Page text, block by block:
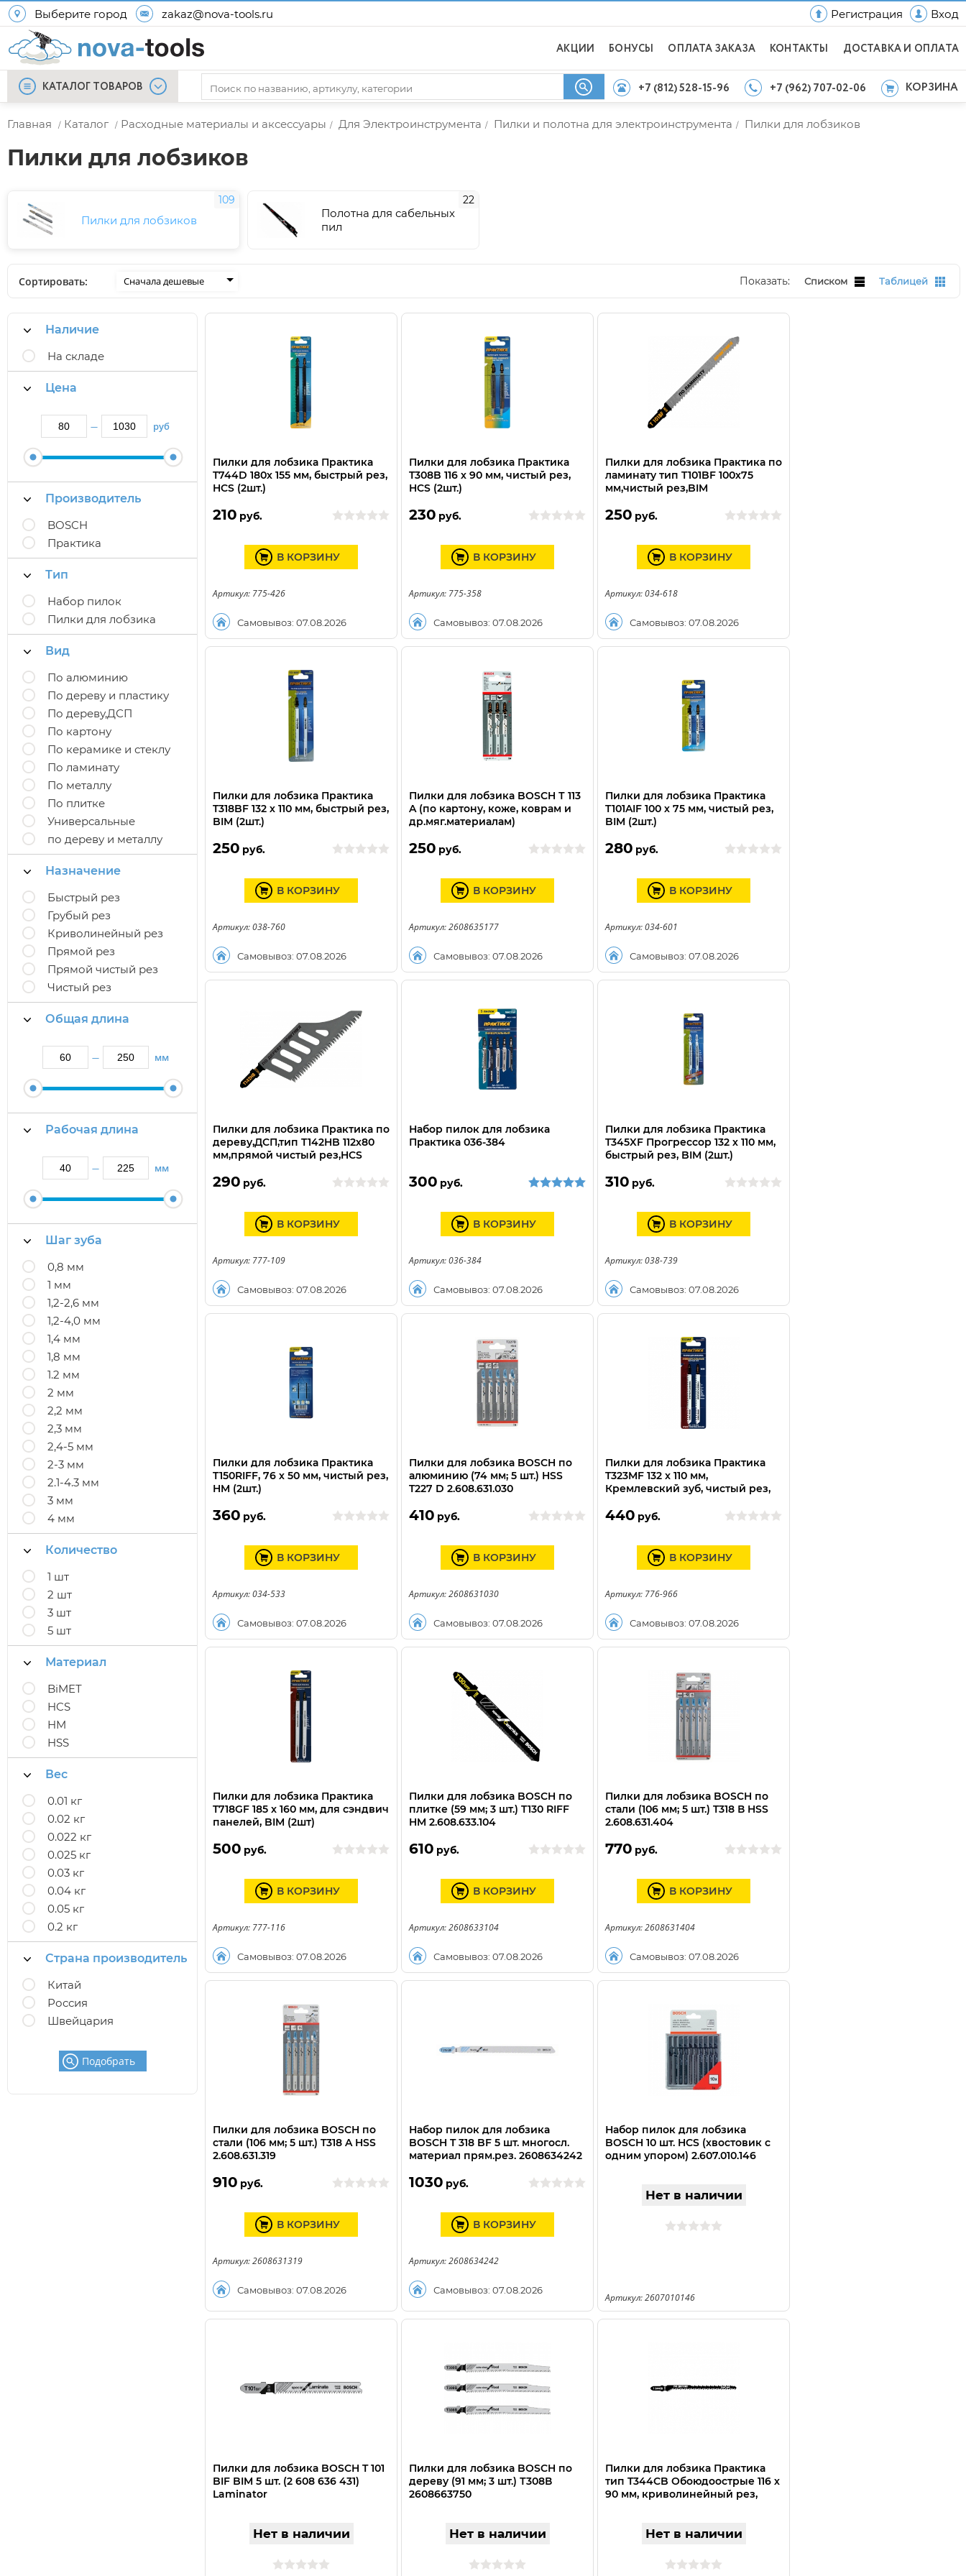
Выберите город zakaz@nova-tools.ru Регистрация Вход
АКЦИИ БОНУСЫ ОПЛАТА ЗАКАЗА КОНТАКТЫ ДОСТАВКА И ОПЛАТА
КАТАЛОГ ТОВАРОВ +7 (812) 528-15-96 +7 (962) 707-02-06 КОРЗИНА
Главная / Каталог / Расходные материалы и аксессуары / Для Электроинструмента / Пилки и полотна для электроинструмента / Пилки для лобзиков
Пилки для лобзиков
Пилки для лобзиков
109
Полотна для сабельных
пил
22
Сортировать: Сначала дешевые Показать: Списком Таблицей
Наличие
На складе
Цена
— руб
Производитель
BOSCH
Практика
Тип
Набор пилок
Пилки для лобзика
Вид
По алюминию
По дереву и пластику
По дереву,ДСП
По картону
По керамике и стеклу
По ламинату
По металлу
По плитке
Универсальные
по дереву и металлу
Назначение
Быстрый рез
Грубый рез
Криволинейный рез
Прямой рез
Прямой чистый рез
Чистый рез
Общая длина
— мм
Рабочая длина
— мм
Шаг зуба
0,8 мм
1 мм
1,2-2,6 мм
1,2-4,0 мм
1,4 мм
1,8 мм
1.2 мм
2 мм
2,2 мм
2,3 мм
2,4-5 мм
2-3 мм
2.1-4.3 мм
3 мм
4 мм
Количество
1 шт
2 шт
3 шт
5 шт
Материал
BiMET
HCS
HM
HSS
Вес
0.01 кг
0.02 кг
0.022 кг
0.025 кг
0.03 кг
0.04 кг
0.05 кг
0.2 кг
Страна производитель
Китай
Россия
Швейцария
Подобрать
Пилки для лобзика Практика
T744D 180х 155 мм, быстрый рез,
HCS (2шт.)
210 руб.
Самовывоз: 07.08.2026
В КОРЗИНУ
Артикул: 775-426
Пилки для лобзика Практика
T308B 116 х 90 мм, чистый рез,
HCS (2шт.)
230 руб.
Самовывоз: 07.08.2026
В КОРЗИНУ
Артикул: 775-358
Пилки для лобзика Практика по
ламинату тип T101BF 100х75
мм,чистый рез,BIM
250 руб.
Самовывоз: 07.08.2026
В КОРЗИНУ
Артикул: 034-618
Пилки для лобзика Практика
T318BF 132 х 110 мм, быстрый рез,
BIM (2шт.)
250 руб.
Самовывоз: 07.08.2026
В КОРЗИНУ
Артикул: 038-760
Пилки для лобзика BOSCH Т 113
A (по картону, коже, коврам и
др.мяг.материалам)
250 руб.
Самовывоз: 07.08.2026
В КОРЗИНУ
Артикул: 2608635177
Пилки для лобзика Практика
T101AIF 100 х 75 мм, чистый рез,
BIM (2шт.)
280 руб.
Самовывоз: 07.08.2026
В КОРЗИНУ
Артикул: 034-601
Пилки для лобзика Практика по
дереву,ДСП,тип T142HB 112х80
мм,прямой чистый рез,HCS
290 руб.
Самовывоз: 07.08.2026
В КОРЗИНУ
Артикул: 777-109
Набор пилок для лобзика
Практика 036-384
300 руб.
Самовывоз: 07.08.2026
В КОРЗИНУ
Артикул: 036-384
Пилки для лобзика Практика
T345XF Прогрессор 132 х 110 мм,
быстрый рез, BIM (2шт.)
310 руб.
Самовывоз: 07.08.2026
В КОРЗИНУ
Артикул: 038-739
Пилки для лобзика Практика
T150RIFF, 76 х 50 мм, чистый рез,
HM (2шт.)
360 руб.
Самовывоз: 07.08.2026
В КОРЗИНУ
Артикул: 034-533
Пилки для лобзика BOSCH по
алюминию (74 мм; 5 шт.) HSS
T227 D 2.608.631.030
410 руб.
Самовывоз: 07.08.2026
В КОРЗИНУ
Артикул: 2608631030
Пилки для лобзика Практика
T323MF 132 x 110 мм,
Кремлевский зуб, чистый рез,
440 руб.
Самовывоз: 07.08.2026
В КОРЗИНУ
Артикул: 776-966
Пилки для лобзика Практика
T718GF 185 x 160 мм, для сэндвич
панелей, BIM (2шт)
500 руб.
Самовывоз: 07.08.2026
В КОРЗИНУ
Артикул: 777-116
Пилки для лобзика BOSCH по
плитке (59 мм; 3 шт.) T130 RIFF
HM 2.608.633.104
610 руб.
Самовывоз: 07.08.2026
В КОРЗИНУ
Артикул: 2608633104
Пилки для лобзика BOSCH по
стали (106 мм; 5 шт.) T318 В HSS
2.608.631.404
770 руб.
Самовывоз: 07.08.2026
В КОРЗИНУ
Артикул: 2608631404
Пилки для лобзика BOSCH по
стали (106 мм; 5 шт.) T318 A HSS
2.608.631.319
910 руб.
Самовывоз: 07.08.2026
В КОРЗИНУ
Артикул: 2608631319
Набор пилок для лобзика
BOSCH T 318 BF 5 шт. многосл.
материал прям.рез. 2608634242
1030 руб.
Самовывоз: 07.08.2026
В КОРЗИНУ
Артикул: 2608634242
Набор пилок для лобзика
BOSCH 10 шт. HCS (хвостовик с
одним упором) 2.607.010.146
Нет в наличии
Артикул: 2607010146
Пилки для лобзика BOSCH T 101
BIF BIM 5 шт. (2 608 636 431)
Laminator
Нет в наличии
Пилки для лобзика BOSCH по
дереву (91 мм; 3 шт.) Т308В
2608663750
Нет в наличии
Пилки для лобзика Практика
тип T344CB Обоюдоострые 116 х
90 мм, криволинейный рез,
Нет в наличии